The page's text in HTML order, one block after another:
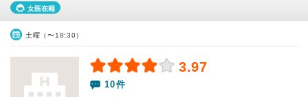
女医在籍
土曜（〜18:30）
3.97
10件